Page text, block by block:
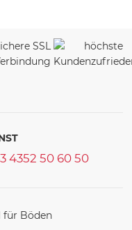
4352 50 60 50